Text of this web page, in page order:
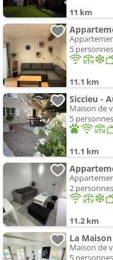
11 km
5
11.1 km
Siccieu -
Maison de
5
11.1 km
2
11.2 km
La
Maison de
5